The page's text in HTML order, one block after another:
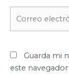
Guarda mi
este